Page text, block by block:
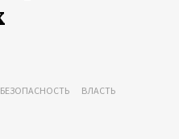
БЕЗОПАСНОСТЬ ВЛАСТЬ